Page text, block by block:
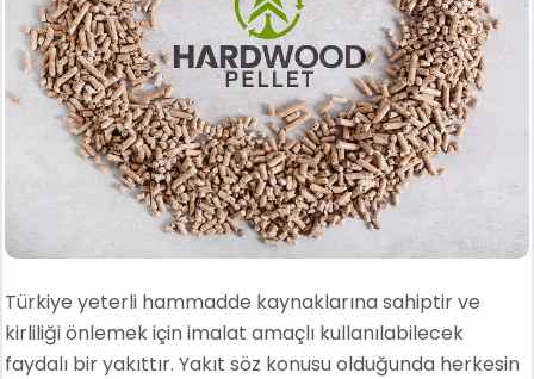
Türkiye yeterli hammadde kaynaklarına sahiptir ve
kirliliği önlemek için imalat amaçlı kullanılabilecek
faydalı bir yakıttır. Yakıt söz konusu olduğunda herkesin